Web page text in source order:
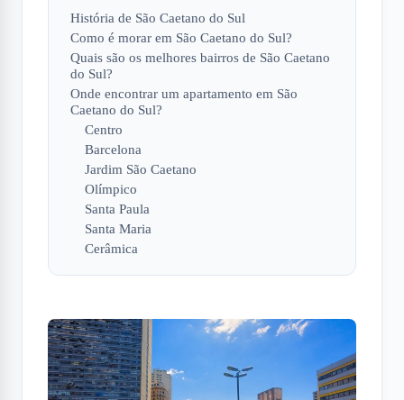
História de São Caetano do Sul
Como é morar em São Caetano do Sul?
Quais são os melhores bairros de São Caetano
do Sul?
Onde encontrar um apartamento em São
Caetano do Sul?
Centro
Barcelona
Jardim São Caetano
Olímpico
Santa Paula
Santa Maria
Cerâmica